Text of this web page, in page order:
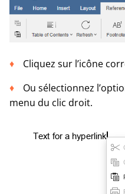
Cliquez sur l’icône
Ou sélectionnez
menu du clic droit.